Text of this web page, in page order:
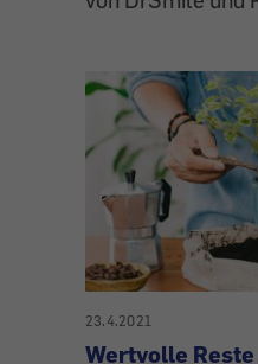
23.4.2021
Wertvolle